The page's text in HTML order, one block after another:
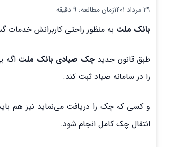
۲۹ مرداد ۱۴۰۱ زمان مطالعه: 9 دقیقه
بانک ملت به منظور راحتی کاربرانش خدمات
طبق قانون جدیدچک صیادی بانک ملت
را در سامانه صیاد ثبت کند.
و کسی که چک را دریافت می‌نماید نیز هم
انتقال چک کامل انجام شود.